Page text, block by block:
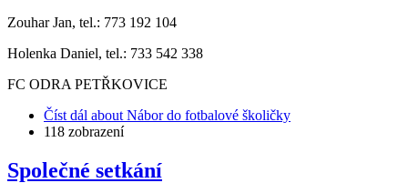
Zouhar Jan, tel.: 773 192 104
Holenka Daniel, tel.: 733 542 338
FC ODRA PETŘKOVICE
Číst dál about Nábor do fotbalové školičky
118 zobrazení
Společné setkání